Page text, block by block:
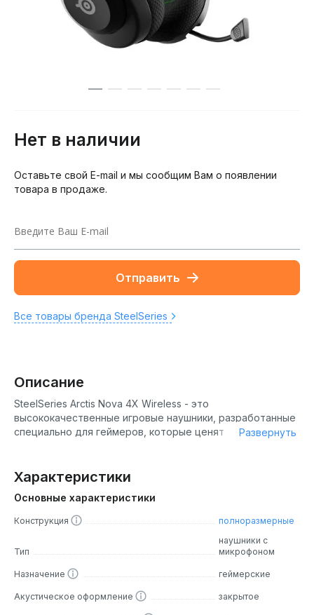
Нет в наличии
Оставьте свой E-mail и мы сообщим Вам о появлении
товара в продаже.
Отправить
Все товары бренда SteelSeries
Описание
SteelSeries Arctis Nova 4X Wireless - это
высококачественные игровые наушники, разработанные
специально для геймеров, которые ценят
беспроводные наушники сочетают в себе передовые
технологии и эргономичный дизайн, обеспечивая полное
погружение в игровой процесс.
стильным дизайном, который гармонично впишется в
любую игровую установку. Наушники выполнены из
высококачественных материалов, включая мягкие
Развернуть
Характеристики
Основные характеристики
Конструкция полноразмерные
Тип
наушники с
микрофоном
Назначение геймерские
Акустическое оформление закрытое